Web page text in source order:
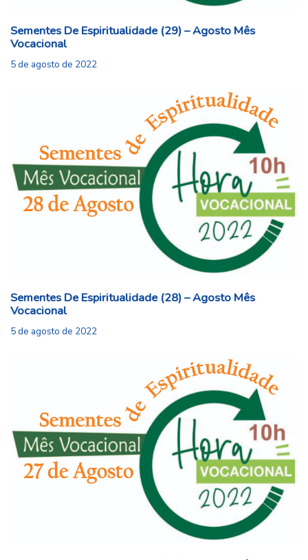
Sementes De Espiritualidade (29) – Agosto Mês
Vocacional
5 de agosto de 2022
Sementes De Espiritualidade (28) – Agosto Mês
Vocacional
5 de agosto de 2022